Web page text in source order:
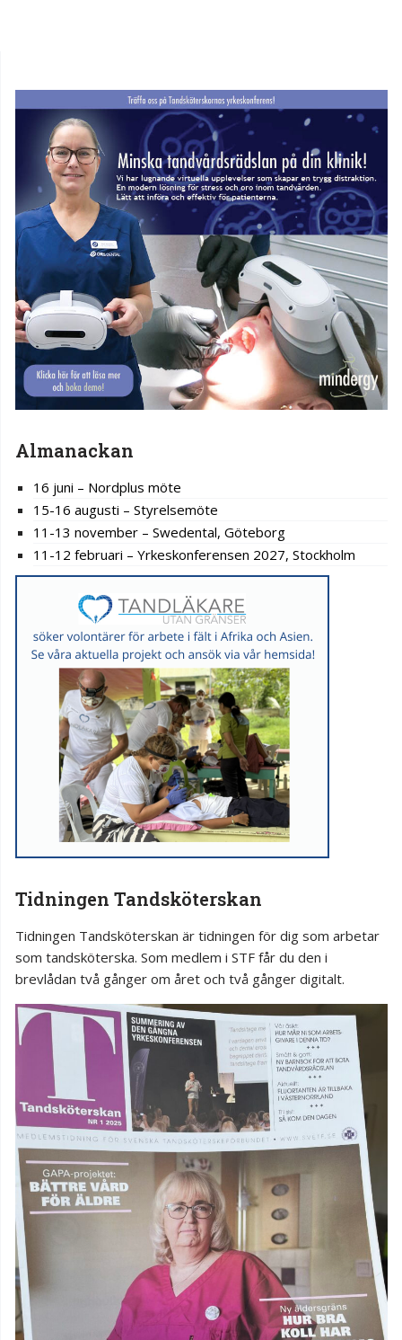
Almanackan
16 juni – Nordplus möte
15-16 augusti – Styrelsemöte
11-13 november – Swedental, Göteborg
11-12 februari – Yrkeskonferensen 2027, Stockholm
Tidningen Tandsköterskan
Tidningen Tandsköterskan är tidningen för dig som arbetar
som tandsköterska. Som medlem i STF får du den i
brevlådan två gånger om året och två gånger digitalt.